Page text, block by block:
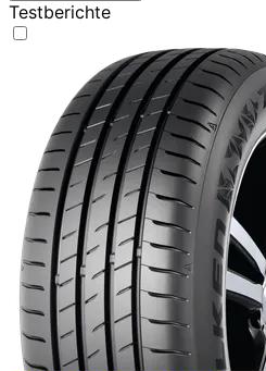
Testberichte